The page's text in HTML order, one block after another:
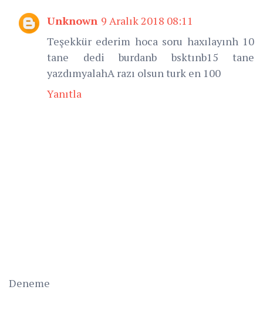
Unknown 9 Aralık 2018 08:11
Teşekkür ederim hoca soru haxılayınh 10
tane dedi burdanb bsktınb15 tane
yazdımyalahA razı olsun turk en 100
Yanıtla
Deneme